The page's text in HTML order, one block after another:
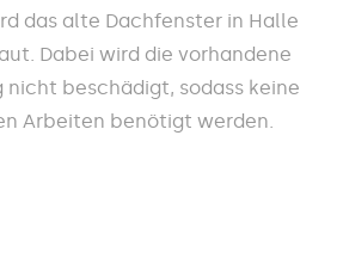
das alte Dachfenster in Halle
Dabei wird die vorhandene
nicht beschädigt, sodass keine
Arbeiten benötigt werden.